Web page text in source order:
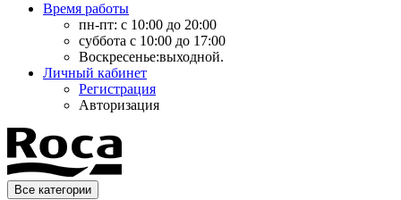
Время работы
пн-пт: с 10:00 до 20:00
суббота с 10:00 до 17:00
Воскресенье:выходной.
Личный кабинет
Регистрация
Авторизация
Все категории